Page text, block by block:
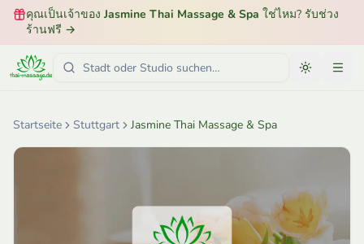
คุณเป็นเจ้าของ Jasmine Thai Massage & Spa ใช่ไหม? รับช่วง
ร้านฟรี →
Startseite Stuttgart Jasmine Thai Massage & Spa